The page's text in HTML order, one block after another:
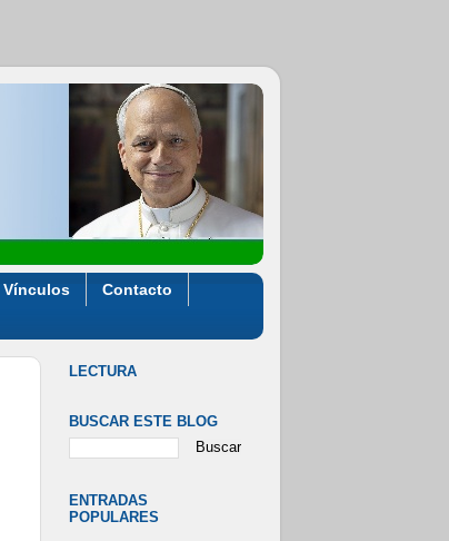
Vínculos
Contacto
LECTURA
BUSCAR ESTE BLOG
ENTRADAS
POPULARES